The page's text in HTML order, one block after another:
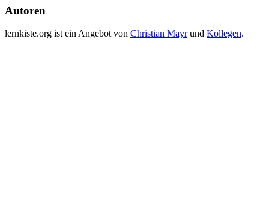
Autoren
lernkiste.org ist ein Angebot von Christian Mayrund Kollegen.